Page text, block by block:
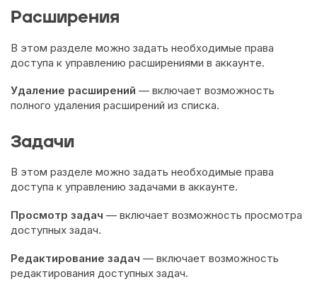
Расширения
В этом разделе можно задать необходимые права
доступа к управлению расширениями в аккаунте.
Удаление расширений — включает возможность
полного удаления расширений из списка.
Задачи
​ В этом разделе можно задать необходимые права
доступа к управлению задачами в аккаунте.
Просмотр задач — включает возможность просмотра
доступных задач.
Редактирование задач — включает возможность
редактирования доступных задач.